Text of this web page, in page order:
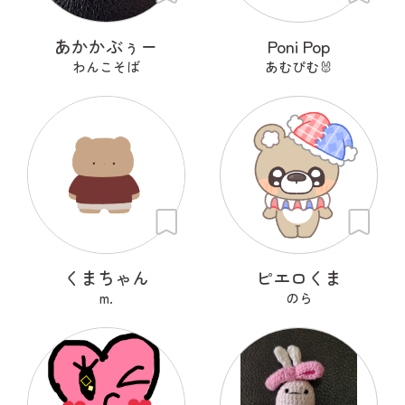
あかかぶぅー
わんこそば
Poni Pop
あむぴむ🐰
くまちゃん
m.
ピエロくま
のら